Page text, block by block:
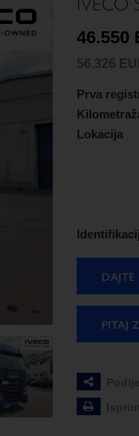
46.550
56.326
Prva
Lokacija
PITAJ